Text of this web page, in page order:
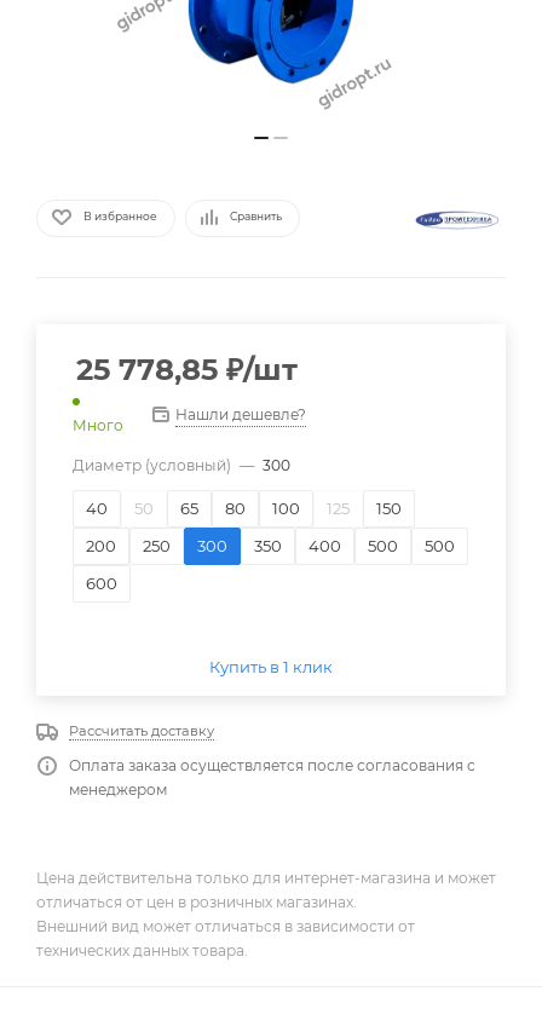
В избранное Сравнить
25 778,85 ₽/шт
Много
Нашли дешевле?
Диаметр (условный) — 300
40 50 65 80 100 125
150
200
250 300 350 400 500
500
600
Купить в 1 клик
Рассчитать доставку
Оплата заказа осуществляется после согласования с
менеджером
Цена действительна только для интернет-магазина и может
отличаться от цен в розничных магазинах.
Внешний вид может отличаться в зависимости от
технических данных товара.